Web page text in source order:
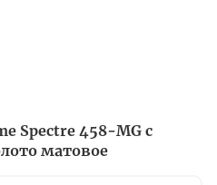
Spectre 458-MG с
матовое